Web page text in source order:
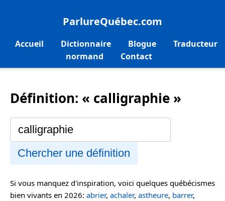
ParlureQuébec.com
Accueil Dictionnaire Blogue
Traducteur
normand
Contact
Définition: « calligraphie »
Chercher une définition
Si vous manquez d'inspiration, voici quelques québécismes
bien vivants en 2026: abrier, achaler, astheure, barrer,